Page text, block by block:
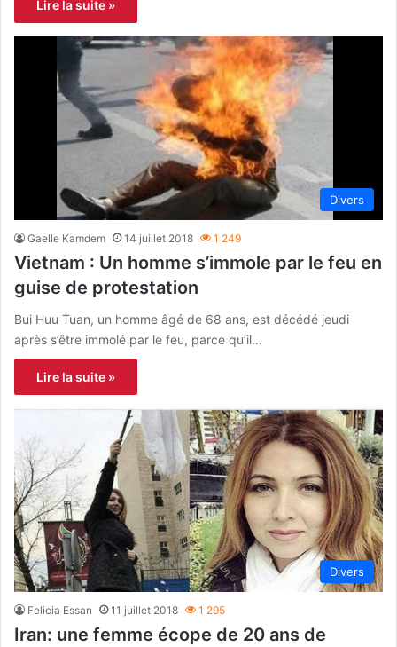
Lire la suite »
Divers
Gaelle Kamdem 14 juillet 2018 1 249
Vietnam : Un homme s’immole par le feu en
guise de protestation
Bui Huu Tuan, un homme âgé de 68 ans, est décédé jeudi
après s’être immolé par le feu, parce qu’il…
Lire la suite »
Divers
Felicia Essan 11 juillet 2018 1 295
Iran: une femme écope de 20 ans de